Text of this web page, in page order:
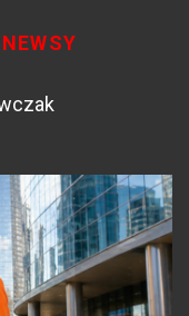
NEWSY